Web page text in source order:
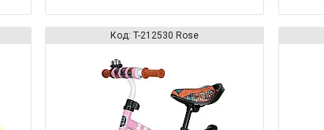
T-212530 Rose